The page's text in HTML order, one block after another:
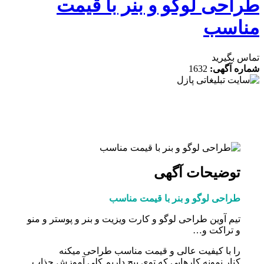
لوگو و بنر با قیمت
بگیرید
آگهی:1632
توضیحات آگهی
طراحی لوگو و بنر با قیمت مناسب
تیم آوین طراحی لوگو و کارت ویزیت و بنر و پوستر و منو
و تراکت و…
را با کیفیت عالی و قیمت مناسب طراحی میکنه